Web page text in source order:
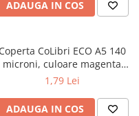
ADAUGA IN COS
Coperta CoLibri ECO A5 140
microni, culoare magenta
opac
1,79 Lei
ADAUGA IN COS